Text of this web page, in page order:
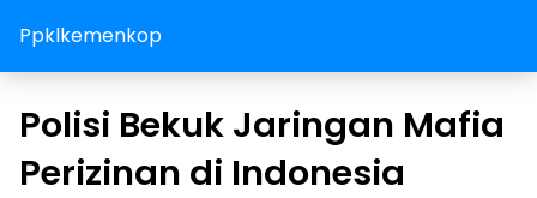
Ppklkemenkop
Polisi Bekuk Jaringan Mafia
Perizinan di Indonesia